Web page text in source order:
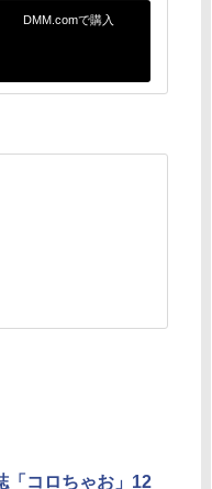
DMM.comで購入
「コロちゃお」12